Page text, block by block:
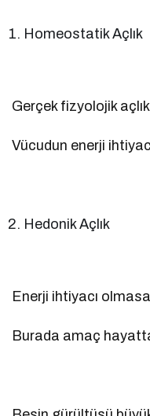
Homeostatik Açlık
Gerçek fizyolojik
Vücudun enerji
Hedonik Açlık
Enerji ihtiyacı
Burada amaç